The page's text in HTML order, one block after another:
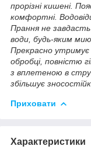
прорізні кишені.
комфортні.
Прання не
води, будь-яким
Прекрасно утримує
обробці, повністю
з вплетеною в
збільшує
Приховати
Характеристики